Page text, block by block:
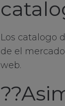
Los catalogo
de el
web.